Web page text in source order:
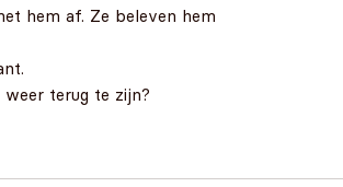
hem af. Ze beleven hem
terug te zijn?